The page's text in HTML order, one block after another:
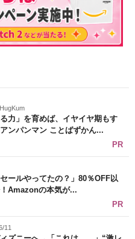
る力」を育めば、イヤイヤ期もす
ンパンマン ことばずかん...
PR
セールやってたの？」80％OFF以
Amazonの本気が...
PR
11